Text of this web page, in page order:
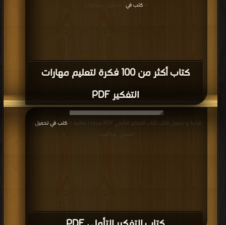
كتاب أكثر من 100 فكرة لتعليم مهارات
التفكير PDF
> كتب في | التحميل : مرة/مرات
قراءة و تحميل كتاب كتاب التفكير التأملى PDF مجانا | مكتبة > كتب في تحميل
التحميل : مرة/مرات